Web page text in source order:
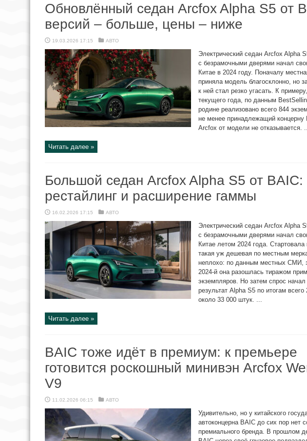
Обновлённый седан Arcfox Alpha S5 от
версий – больше, цены – ниже
19.03.2026 17:15 АВТО
Электрический седан Arcfox Alpha
с безрамочными дверями начал
Китае в 2024 году. Поначалу
приняла модель благосклонно, но
к ней стал резко угасать. К
текущего года, по данным
родине реализовано всего 844
не менее принадлежащий концерну
Arcfox от модели не отказывается.
Читать далее »
Большой седан Arcfox Alpha S5 от BAIC:
рестайлинг и расширение гаммы
16.02.2026 17:15 АВТО
Электрический седан Arcfox Alpha
с безрамочными дверями начал
Китае летом 2024 года. Стартовала
такая уж дешевая по местным
неплохо: по данным местных СМИ,
2024-й она разошлась тиражом
экземпляров. Но затем спрос начал
результат Alpha S5 по итогам всего
около 33 000 штук. ...
Читать далее »
BAIC тоже идёт в премиум: к премьере
готовится роскошный минивэн Arcfox
V9
11.02.2026 06:15 АВТО
Удивительно, но у китайского
автоконцерна BAIC до сих пор нет
премиального бренда. В прошлом